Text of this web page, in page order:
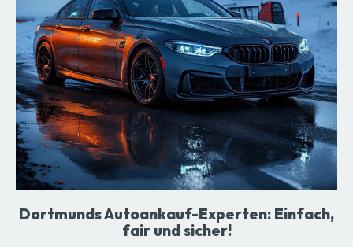
Dortmunds Autoankauf-Experten: Einfach,
fair und sicher!